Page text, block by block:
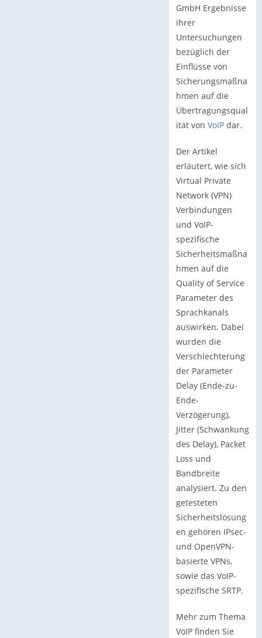
GmbH Ergebnisse
ihrer
Untersuchungen
bezüglich der
Einflüsse von
Sicherungsmaßna
hmen auf die
Übertragungsqual
ität von VoIPdar.
Der Artikel
erläutert, wie sich
Virtual Private
Network (VPN)
Verbindungen
und VoIP-
spezifische
Sicherheitsmaßna
hmen auf die
Quality of Service
Parameter des
Sprachkanals
auswirken. Dabei
wurden die
Verschlechterung
der Parameter
Delay (Ende-zu-
Ende-
Verzögerung),
Jitter (Schwankung
des Delay), Packet
Loss und
Bandbreite
analysiert. Zu den
getesteten
Sicherheitslösung
en gehören IPsec-
und OpenVPN-
basierte VPNs,
sowie das VoIP-
spezifische SRTP.
Mehr zum Thema
VoIP finden Sie